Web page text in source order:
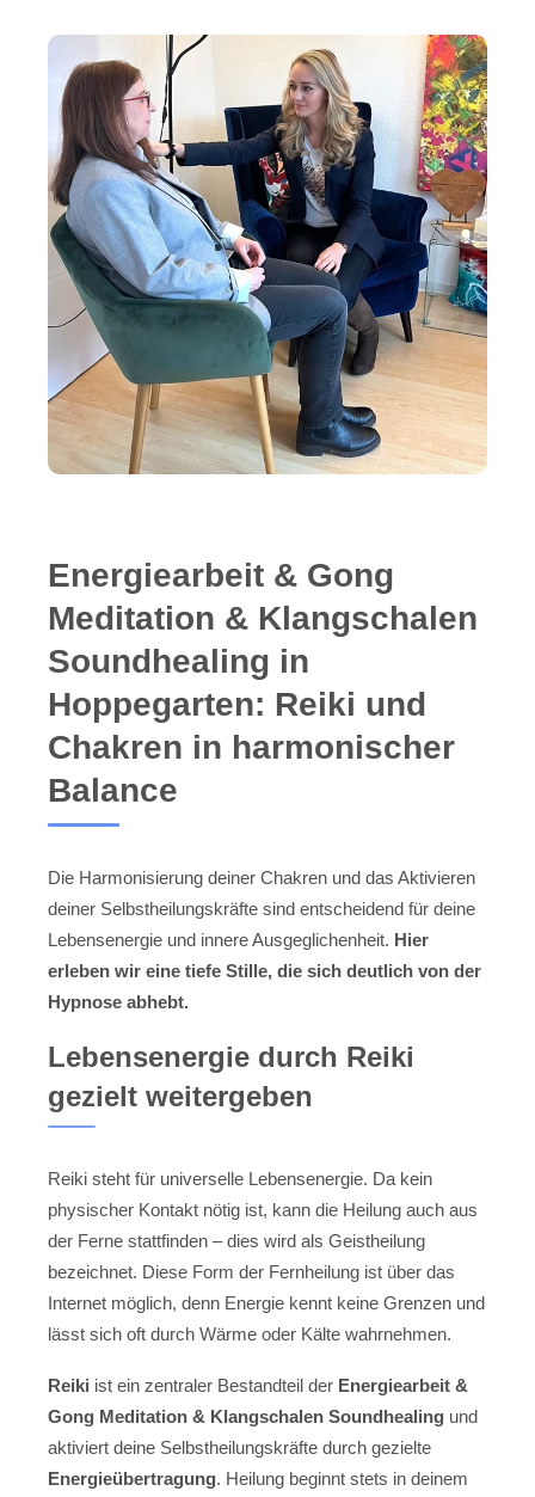
Energiearbeit & Gong
Meditation & Klangschalen
Soundhealing in
Hoppegarten: Reiki und
Chakren in harmonischer
Balance
Die Harmonisierung deiner Chakren und das Aktivieren
deiner Selbstheilungskräfte sind entscheidend für deine
Lebensenergie und innere Ausgeglichenheit. Hier
erleben wir eine tiefe Stille, die sich deutlich von der
Hypnose abhebt.
Lebensenergie durch Reiki
gezielt weitergeben
Reiki steht für universelle Lebensenergie. Da kein
physischer Kontakt nötig ist, kann die Heilung auch aus
der Ferne stattfinden – dies wird als Geistheilung
bezeichnet. Diese Form der Fernheilung ist über das
Internet möglich, denn Energie kennt keine Grenzen und
lässt sich oft durch Wärme oder Kälte wahrnehmen.
Reiki ist ein zentraler Bestandteil der Energiearbeit &
Gong Meditation & Klangschalen Soundhealing und
aktiviert deine Selbstheilungskräfte durch gezielte
Energieübertragung. Heilung beginnt stets in deinem